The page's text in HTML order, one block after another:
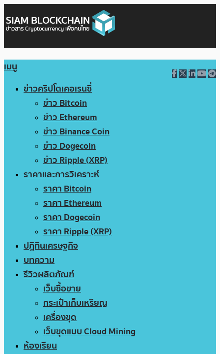
เมนู
ข่าวคริปโตเคอเรนซี่
ข่าว Bitcoin
ข่าว Ethereum
ข่าว Binance Coin
ข่าว Dogecoin
ข่าว Ripple (XRP)
ราคาและการวิเคราะห์
ราคา Bitcoin
ราคา Ethereum
ราคา Dogecoin
ราคา Ripple (XRP)
ปฏิทินเศรษฐกิจ
บทความ
รีวิวผลิตภัณฑ์
เว็บซื้อขาย
กระเป๋าเก็บเหรียญ
เครื่องขุด
เว็บขุดแบบ Cloud Mining
ห้องเรียน